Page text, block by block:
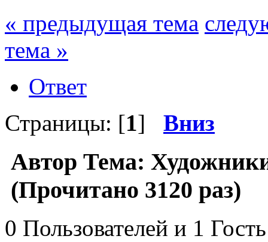
« предыдущая тема
тема »
Ответ
Страницы: [1] Вниз
Автор Тема:
(Прочитано 3120 раз)
0 Пользователей и 1